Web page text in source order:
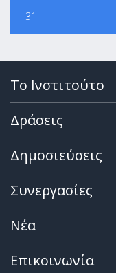
31
Το Ινστιτούτο
Δράσεις
Δημοσιεύσεις
Συνεργασίες
Νέα
Επικοινωνία